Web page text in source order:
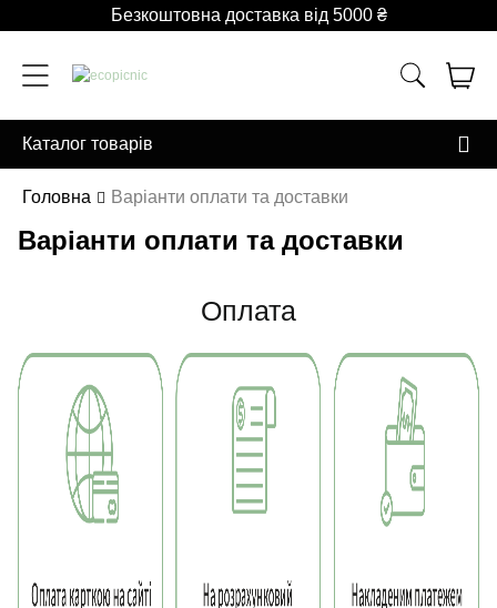
Безкоштовна доставка від 5000 ₴
Каталог товарів
Головна Варіанти оплати та доставки
Варіанти оплати та доставки
Оплата